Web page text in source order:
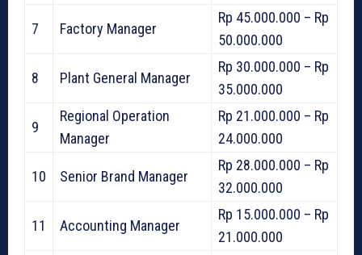
7 Factory Manager
Rp 45.000.000 – Rp
50.000.000
8 Plant General Manager
Rp 30.000.000 – Rp
35.000.000
9
Regional Operation
Manager
Rp 21.000.000 – Rp
24.000.000
10 Senior Brand Manager
Rp 28.000.000 – Rp
32.000.000
11 Accounting Manager
Rp 15.000.000 – Rp
21.000.000